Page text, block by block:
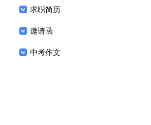
定(15篇)
求职简历
邀请函
中考作文